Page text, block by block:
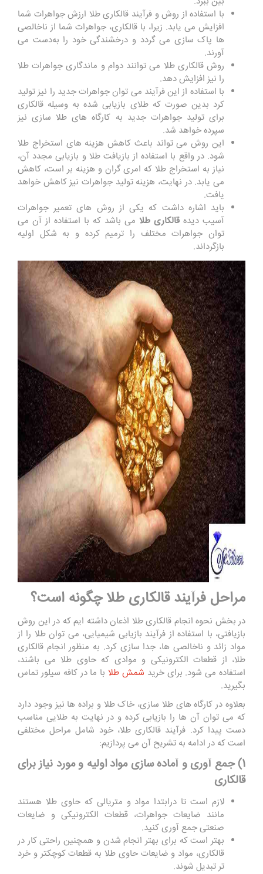
با استفاده از روش و فرآیند قالکاری طلا ارزش جواهرات شما
افزایش می یابد. زیرا، با قالکاری، جواهرات شما از ناخالصی
‌ها پاک سازی می گردد و درخشندگی خود را به‌دست می
‌آورند.
روش قالکاری طلا می توانند دوام و ماندگاری جواهرات طلا
را نیز افزایش دهد.
با استفاده از این فرآیند می توان جواهرات جدید را نیز تولید
کرد بدین صورت که طلای بازیابی شده به وسیله قالکاری
برای تولید جواهرات جدید به کارگاه های طلا سازی نیز
سپرده خواهد شد.
این روش می تواند باعث کاهش هزینه ‌های استخراج طلا
شود. در واقع با استفاده از بازیافت طلا و بازیابی مجدد آن،
نیاز به استخراج طلا که امری گران و هزینه بر است، کاهش
می یابد. در نهایت، هزینه تولید جواهرات نیز کاهش خواهد
یافت.
باید اشاره داشت که یکی از روش های تعمیر جواهرات
آسیب‌ دیده قالکاری طلا می باشد که با استفاده از آن می
توان جواهرات مختلف را ترمیم کرده و به ‌شکل اولیه
بازگرداند.
مراحل فرآیند قالکاری طلا چگونه است؟
در بخش نحوه انجام قالکاری طلا اذعان داشته ایم که در این روش
بازیافتی، با استفاده از فرآیند بازیابی شیمیایی، می توان طلا را از
مواد زائد و ناخالصی ها، جدا سازی کرد. به منظور انجام قالکاری
طلا، از قطعات الکترونیکی و موادی که حاوی طلا می باشند،
استفاده می شود. برای خرید شمش طلا با ما در کافه سیلور تماس
بگیرید.
بعلاوه در کارگاه های طلا سازی، خاک طلا و براده ها نیز وجود دارد
که می توان آن ها را بازیابی کرده و در نهایت به طلایی مناسب
دست پیدا کرد. فرآیند قالکاری طلا، خود شامل مراحل مختلفی
است که در ادامه به تشریح آن می پردازیم:
1) جمع آوری و آماده‌ سازی مواد اولیه و مورد نیاز برای
قالکاری
لازم است تا درابتدا مواد و متریالی که حاوی طلا هستند
مانند ضایعات جواهرات، قطعات الکترونیکی و ضایعات
صنعتی جمع ‌آوری کنید.
بهتر است که برای بهتر انجام شدن و همچنین راحتی کار در
قالکاری، مواد و ضایعات حاوی طلا به قطعات کوچکتر و خرد
تر تبدیل شوند.